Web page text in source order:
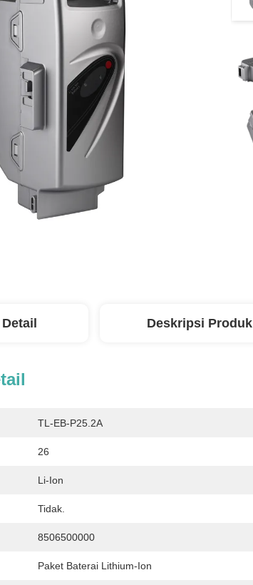
Deskripsi Produk
TL-EB-P25.2A
26
Li-Ion
Tidak.
8506500000
Paket Baterai Lithium-Ion